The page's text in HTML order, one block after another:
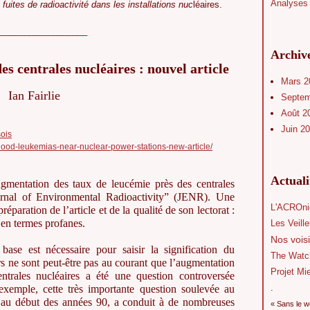
de radioactivité dans les installations nuc léaires.
centrales nucléaires : nouvel article
Ian Fairlie
leukemias-near-nuclear-power-stations-new-article/
des taux de leucémie près des centrales
of Environmental Radioactivity” (JENR). Une
de l’article et de la qualité de son lectorat :
termes profanes.
est nécessaire pour saisir la signification du
sont peut-être pas au courant que l’augmentation
nucléaires a été une question controversée
cette très importante question soulevée au
début des années 90, a conduit à de nombreuses
Mars
Août
Juin
Les
Nos
The
Projet
.
« Sans le